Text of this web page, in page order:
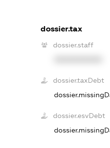
dossier.tax
dossier.staff
dossier.taxDebt
dossier.esvDebt